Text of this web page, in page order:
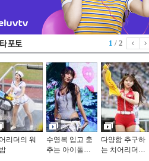
1 / 2
리더의 워
수영복 입고 춤
추는 아이돌…
다양함 추구하
는 치어리더…